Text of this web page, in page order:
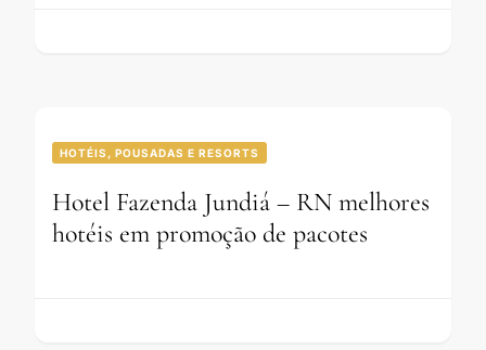
HOTÉIS, POUSADAS E RESORTS
Hotel Fazenda Jundiá – RN melhores
hotéis em promoção de pacotes